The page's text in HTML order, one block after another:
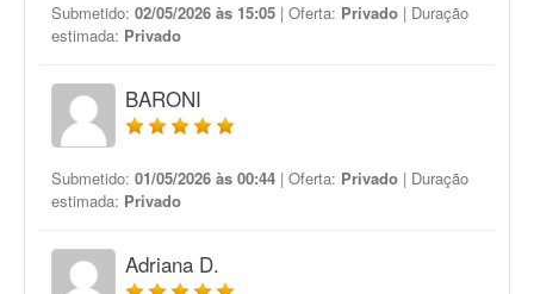
Submetido: 02/05/2026 às 15:05 | Oferta: Privado | Duração
estimada: Privado
BARONI
Submetido: 01/05/2026 às 00:44 | Oferta: Privado | Duração
estimada: Privado
Adriana D.